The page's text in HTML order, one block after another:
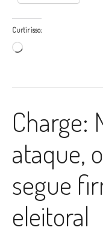
Curtir isso:
Carregando...
Charge:
ataque,
segue
eleitoral